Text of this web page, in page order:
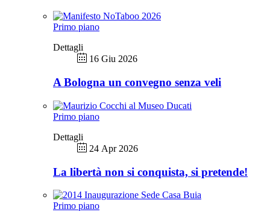
Primo piano
Dettagli
16 Giu 2026
A Bologna un convegno senza veli
Primo piano
Dettagli
24 Apr 2026
La libertà non si conquista, si pretende!
Primo piano